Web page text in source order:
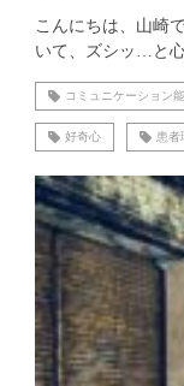
こんにちは、山崎
いて、ズシッ…と
コミュニケーション
好奇心 患者